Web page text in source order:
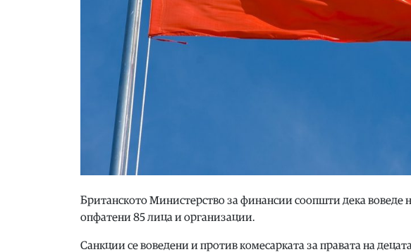
Британското Министерство за финансии соопшти дека воведе
опфатени 85 лица и организации.
Санкции се воведени и против комесарката за правата на